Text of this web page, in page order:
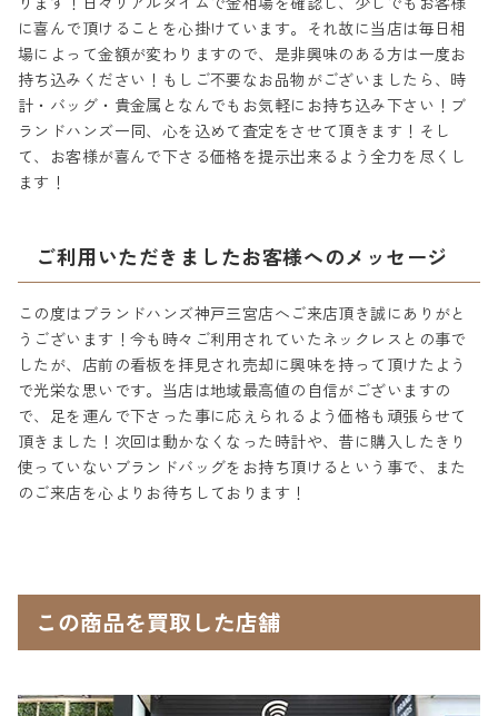
に喜んで頂けることを心掛けています。それ故に当店は毎日相
場によって金額が変わりますので、是非興味のある方は一度お
持ち込みください！もしご不要なお品物がございましたら、時
計・バッグ・貴金属となんでもお気軽にお持ち込み下さい！ブ
ランドハンズ一同、心を込めて査定をさせて頂きます！そし
て、お客様が喜んで下さる価格を提示出来るよう全力を尽くし
ます！
ご利用いただきましたお客様へのメッセージ
この度はブランドハンズ神戸三宮店へご来店頂き誠にありがと
うございます！今も時々ご利用されていたネックレスとの事で
したが、店前の看板を拝見され売却に興味を持って頂けたよう
で光栄な思いです。当店は地域最高値の自信がございますの
で、足を運んで下さった事に応えられるよう価格も頑張らせて
頂きました！次回は動かなくなった時計や、昔に購入したきり
使っていないブランドバッグをお持ち頂けるという事で、また
のご来店を心よりお待ちしております！
この商品を買取した店舗